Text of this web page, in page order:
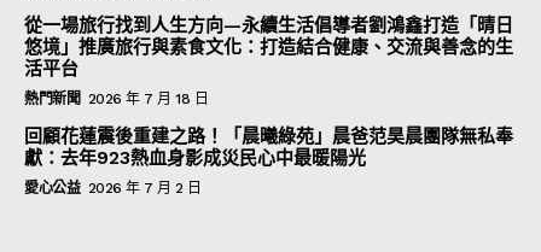
從一場旅行找到人生方向—永續生活倡導者劉鴻鑫打造「晴日
悠境」推廣旅行與素食文化：打造結合健康、交流與善念的生
活平台
熱門新聞 2026 年 7 月 18 日
回顧花蓮震後重建之路！「晨曦綠苑」晨爸范昊晨團隊無私奉
獻：去年923熱血身影成災民心中最暖陽光
愛心公益 2026 年 7 月 2 日